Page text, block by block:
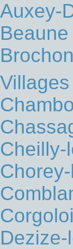
Auxey-
Beaune
Brochon
Cheilly-